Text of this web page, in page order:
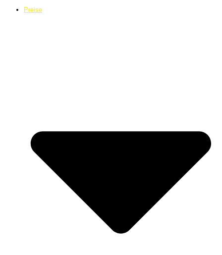
Preise